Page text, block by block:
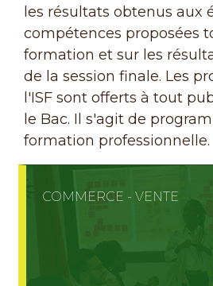
les résultats obtenus aux
compétences proposées
formation et sur les
de la session finale. Les
l'ISF sont offerts à tout
le Bac. Il s'agit de
formation professionnelle.
COMMERCE - VENTE